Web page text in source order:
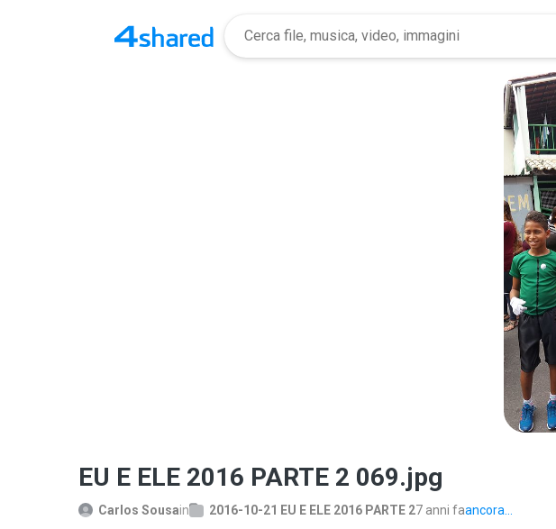
EU E ELE 2016 PARTE 2 069.jpg
Carlos Sousain 2016-10-21 EU E ELE 2016 PARTE 27 anni faancora...